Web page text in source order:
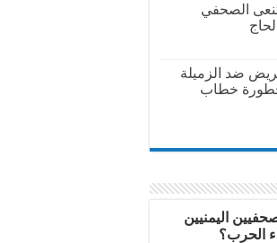
تنعى الصحفي
ضد الزميلة
خطاب
اليمنيين
الحرب؟